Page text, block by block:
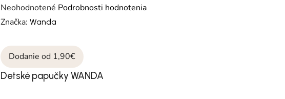
Priemerné hodnotenie produktu je 0,0 z 5 hviezdičiek.
Neohodnotené Podrobnosti hodnotenia
Značka:Wanda
Dodanie od 1,90€
Detské papučky WANDA